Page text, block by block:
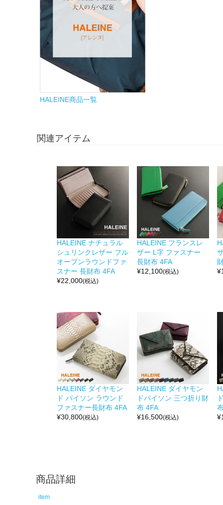
HALEINE商品一覧
関連アイテム
HALEINE ナチュラル
シュリンクレザー フル
オープンラウンドファ
スナー 長財布 4FA
¥22,000(税込)
HALEINE フランスレ
ザー L字 ファスナー
長財布 4FA
¥12,100(税込)
¥
HALEINE ダイヤモン
ド パイソン ラウンド
ファスナー長財布 4FA
¥30,800(税込)
HALEINE ダイヤモン
ドパイソン 三つ折り財
布 4FA
¥16,500(税込)
¥
商品詳細
item